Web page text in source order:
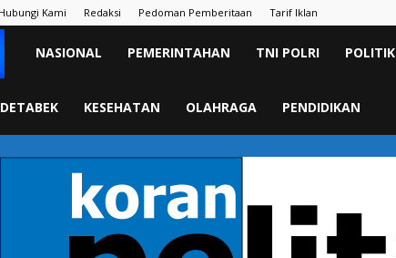
Hubungi Kami Redaksi Pedoman Pemberitaan Tarif Iklan
KORAN
PELITA
NASIONAL PEMERINTAHAN TNI POLRI POLITIK
KESEHATAN OLAHRAGA PENDIDIKAN